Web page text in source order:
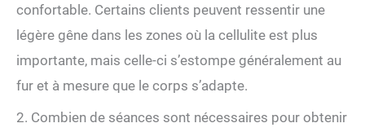
confortable. Certains clients peuvent ressentir une
légère gêne dans les zones où la cellulite est plus
importante, mais celle-ci s’estompe généralement au
fur et à mesure que le corps s’adapte.
2. Combien de séances sont nécessaires pour obtenir